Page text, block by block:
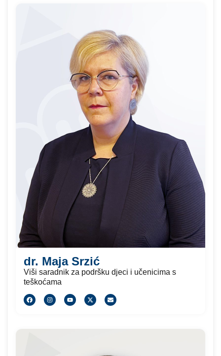
dr. Maja Srzić
Viši saradnik za podršku djeci i učenicima s
teškoćama